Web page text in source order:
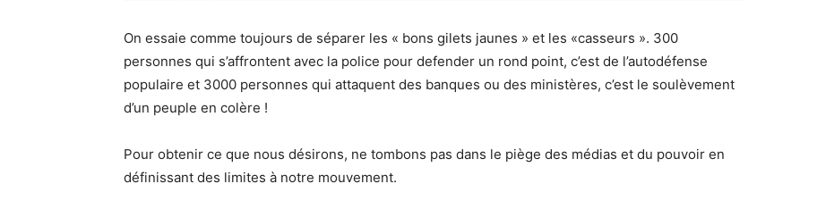
On essaie comme toujours de séparer les « bons gilets jaunes » et les «casseurs ». 300
personnes qui s’affrontent avec la police pour defender un rond point, c’est de l’autodéfense
populaire et 3000 personnes qui attaquent des banques ou des ministères, c’est le soulèvement
d’un peuple en colère !
Pour obtenir ce que nous désirons, ne tombons pas dans le piège des médias et du pouvoir en
définissant des limites à notre mouvement.